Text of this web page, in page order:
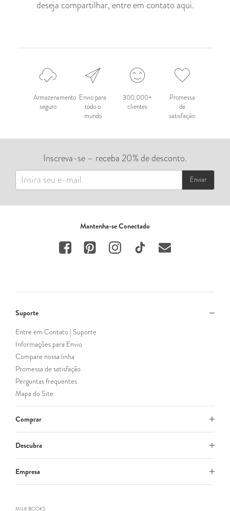
deseja compartilhar, entre em contatoaqui.
Armazenamento
seguro
Envio para
todo o
mundo
300.000+
clientes
Promessa
de
satisfação
Inscreva-se – receba 20% de desconto.
Enviar
Mantenha-se Conectado
Suporte
Entre em Contato | Suporte
Informações para Envio
Compare nossa linha
Promessa de satisfação
Perguntas frequentes
Mapa do Site
Comprar
Descubra
Empresa
MILK BOOKS